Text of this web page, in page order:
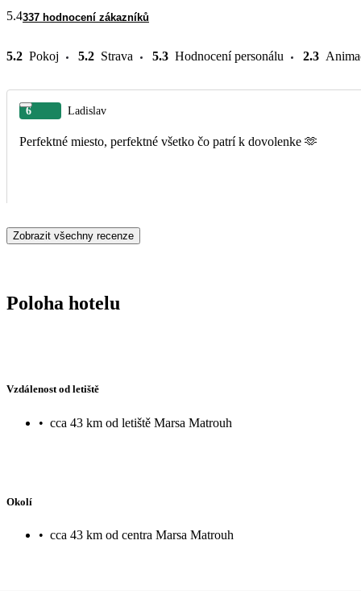
5.4337 hodnocení zákazníků
5.2 Pokoj 5.2 Strava 5.3 Hodnocení personálu 2.3
6 Ladislav
Perfektné miesto, perfektné všetko čo patrí k dovolenke 🫶
Zobrazit všechny recenze
Poloha hotelu
Vzdálenost od letiště
• cca 43 km od letiště Marsa Matrouh
Okolí
• cca 43 km od centra Marsa Matrouh